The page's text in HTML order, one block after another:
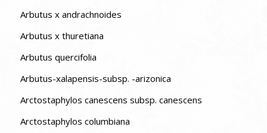
Arbutus x andrachnoides
Arbutus x thuretiana
Arbutus quercifolia
Arbutus-xalapensis-subsp. -arizonica
Arctostaphylos canescens subsp. canescens
Arctostaphylos columbiana